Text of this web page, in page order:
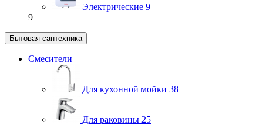
Электрические 9
9
Бытовая сантехника
Смесители
Для кухонной мойки 38
Для раковины 25